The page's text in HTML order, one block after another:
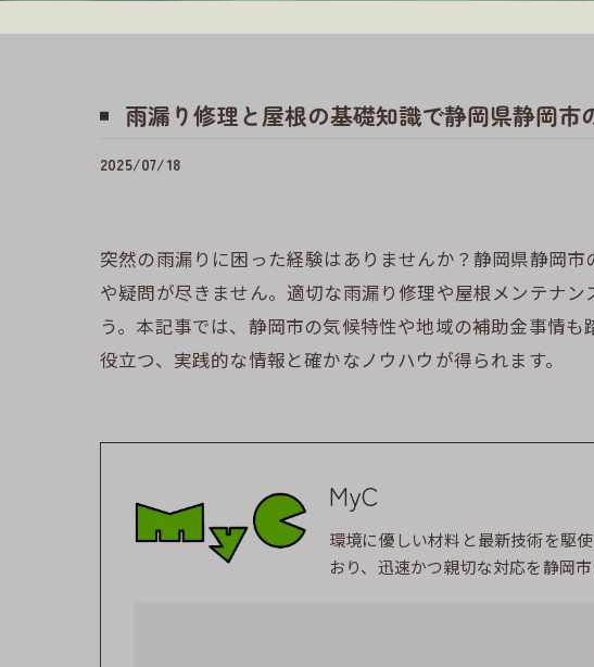
雨漏り修理と屋根の基礎知識で静岡県静岡市
2025/07/18
突然の雨漏りに困った経験はありませんか？静岡県静岡
や疑問が尽きません。適切な雨漏り修理や屋根メンテナ
う。本記事では、静岡市の気候特性や地域の補助金事情
役立つ、実践的な情報と確かなノウハウが得られます。
MyC
環境に優しい材料と最新技術を駆
おり、迅速かつ親切な対応を静岡